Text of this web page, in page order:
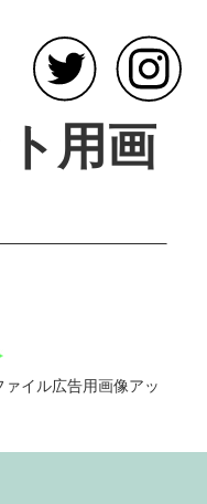
用画
ァイル広告用画像アッ